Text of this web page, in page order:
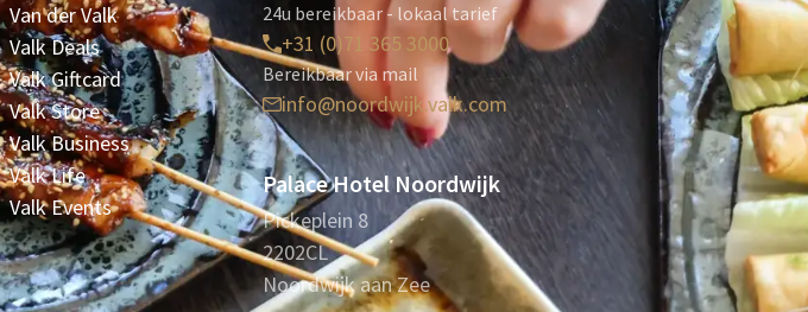
Van der Valk
Valk Deals
Valk Giftcard
Valk Store
Valk Business
Valk Life
Valk Events
24u bereikbaar - lokaal tarief
+31 (0)71 365 3000
Bereikbaar via mail
info@noordwijk.valk.com
Palace Hotel Noordwijk
Pickeplein 8
2202CL
Noordwijk aan Zee